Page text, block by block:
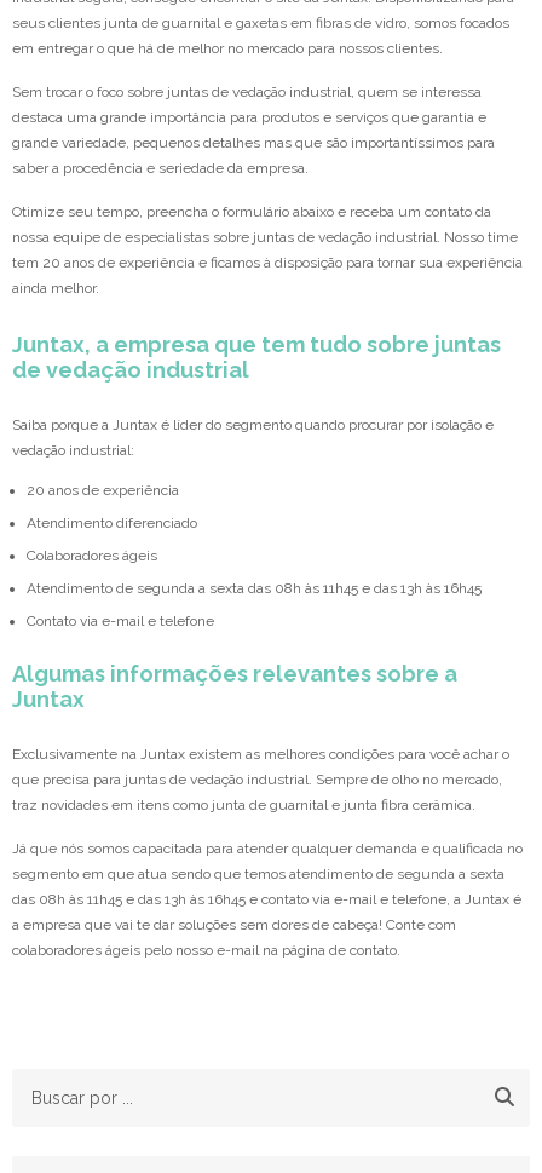
seus clientes junta de guarnital e gaxetas em fibras de vidro, somos focados
em entregar o que há de melhor no mercado para nossos clientes.
Sem trocar o foco sobre juntas de vedação industrial, quem se interessa
destaca uma grande importância para produtos e serviços que garantia e
grande variedade, pequenos detalhes mas que são importantíssimos para
saber a procedência e seriedade da empresa.
Otimize seu tempo, preencha o formulário abaixo e receba um contato da
nossa equipe de especialistas sobre juntas de vedação industrial. Nosso time
tem 20 anos de experiência e ficamos à disposição para tornar sua experiência
ainda melhor.
Juntax, a empresa que tem tudo sobre juntas
de vedação industrial
Saiba porque a Juntax é líder do segmento quando procurar por isolação e
vedação industrial:
20 anos de experiência
Atendimento diferenciado
Colaboradores ágeis
Atendimento de segunda a sexta das 08h às 11h45 e das 13h às 16h45
Contato via e-mail e telefone
Algumas informações relevantes sobre a
Juntax
Exclusivamente na Juntax existem as melhores condições para você achar o
que precisa para juntas de vedação industrial. Sempre de olho no mercado,
traz novidades em itens como junta de guarnital e junta fibra cerâmica.
Já que nós somos capacitada para atender qualquer demanda e qualificada no
segmento em que atua sendo que temos atendimento de segunda a sexta
das 08h às 11h45 e das 13h às 16h45 e contato via e-mail e telefone, a Juntax é
a empresa que vai te dar soluções sem dores de cabeça! Conte com
colaboradores ágeis pelo nosso e-mail na página de contato.